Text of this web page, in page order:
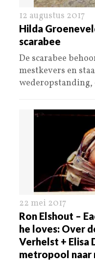
12 augustus 2017
Hilda
scarabee
De scarabee
mestkevers en
22 mei 2017
Ron Elshout –
he loves: Over
Verhelst + Elisa
metropool naar